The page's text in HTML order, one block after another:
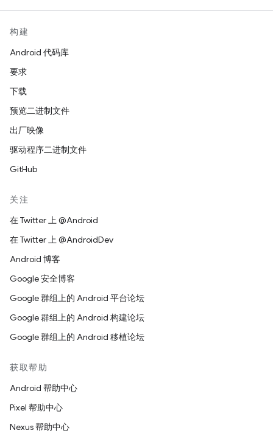
构建
Android 代码库
要求
下载
预览二进制文件
出厂映像
驱动程序二进制文件
GitHub
关注
在 Twitter 上 @Android
在 Twitter 上 @AndroidDev
Android 博客
Google 安全博客
Google 群组上的 Android 平台论坛
Google 群组上的 Android 构建论坛
Google 群组上的 Android 移植论坛
获取帮助
Android 帮助中心
Pixel 帮助中心
Nexus 帮助中心